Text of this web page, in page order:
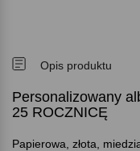
Opis produktu
Personalizowany
25 ROCZNICĘ
Papierowa, złota,